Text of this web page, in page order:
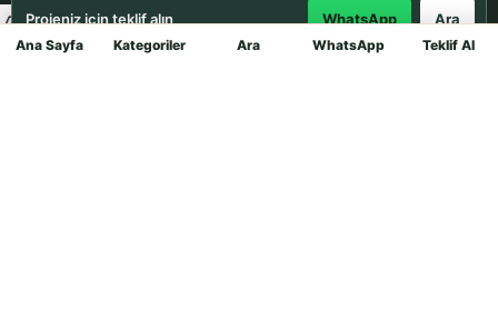
Ana Sayfa Kategoriler Ara WhatsApp Teklif Al
Projeniz için teklif alın WhatsApp Ara